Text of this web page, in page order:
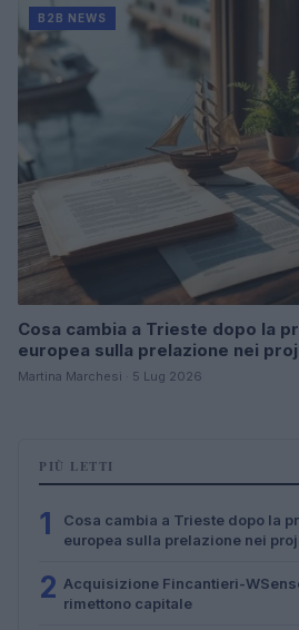
B2B NEWS
Cosa cambia a Trieste dopo la
europea sulla prelazione nei
Martina Marchesi · 5 Lug 2026
PIÙ LETTI
1
Cosa cambia a Trieste dopo la
europea sulla prelazione nei
2 Acquisizione Fincantieri-
rimettono capitale